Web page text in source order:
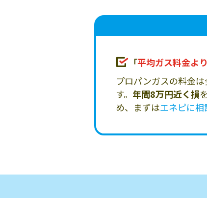
「平均ガス料金よ
プロパンガスの料金
す。 年間8万円近く損
め、まずはエネピに相